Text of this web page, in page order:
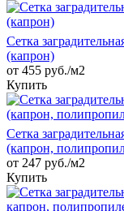
Сетка
(капрон)
от 455 руб./м2
Купить
Сетка
(капрон,
от 247 руб./м2
Купить